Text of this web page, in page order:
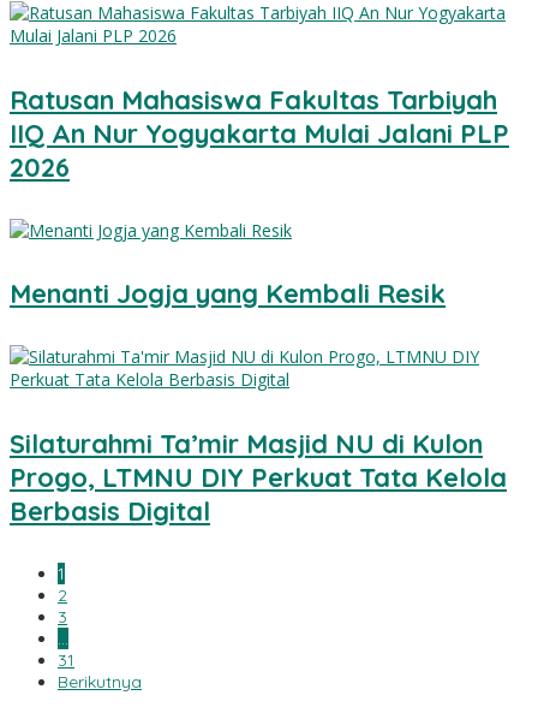
Ratusan Mahasiswa Fakultas Tarbiyah
IIQ An Nur Yogyakarta Mulai Jalani PLP
2026
Menanti Jogja yang Kembali Resik
Silaturahmi Ta’mir Masjid NU di Kulon
Progo, LTMNU DIY Perkuat Tata Kelola
Berbasis Digital
1
2
3
…
31
Berikutnya